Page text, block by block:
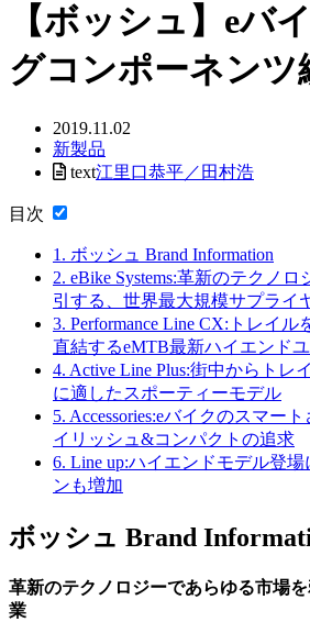
【ボッシュ】eバ
グコンポーネンツ
2019.11.02
新製品
text江里口恭平／田村浩
目次
1. ボッシュ Brand Information
2. eBike Systems:革新のテクノ
引する、世界最大規模サプライ
3. Performance Line CX:トレイ
直結するeMTB最新ハイエンド
4. Active Line Plus:街中からトレ
に適したスポーティーモデル
5. Accessories:eバイクのスマー
イリッシュ&コンパクトの追求
6. Line up:ハイエンドモデル登
ンも増加
ボッシュ Brand
革新のテクノロジーであらゆる市場
業